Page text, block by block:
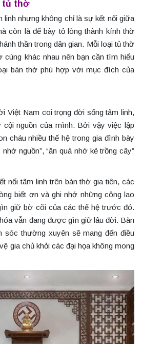
tủ thờ
linh nhưng không chỉ là sự kết nối giữa
còn là để bày tỏ lòng thành kính thờ
thần trong dân gian. Mỗi loại tủ thờ
khác nhau nên bạn cần tìm hiểu
bàn thờ phù hợp với mục đích của
Việt Nam coi trọng đời sống tâm linh,
cội nguồn của mình. Bởi vậy việc lập
cháu nhiều thế hệ trong gia đình bày
nguồn”, “ăn quả nhớ kẻ trồng cây”
nối tâm linh trên bàn thờ gia tiên, các
biết ơn và ghi nhớ những công lao
giữ bờ cõi của các thế hệ trước đó.
vẫn đang được gìn giữ lâu đời. Bàn
sóc thường xuyên sẽ mang đến điều
gia chủ khỏi các đại họa không mong